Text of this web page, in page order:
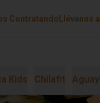
Contratando Llévanos
Kids Chilafit